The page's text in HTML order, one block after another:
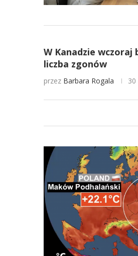
W Kanadzie wczoraj
liczba zgonów
przez Barbara Rogala 30